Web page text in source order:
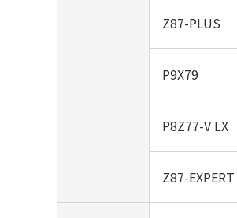
Z87-PLUS
P9X79
P8Z77-V LX
Z87-EXPERT